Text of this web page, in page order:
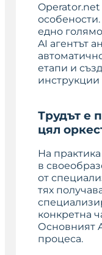
Operator.net
едно
AI агентът
етапи и
инструкции
Трудът е
цял
На
в
от
тях
конкретна
Основният
процеса.